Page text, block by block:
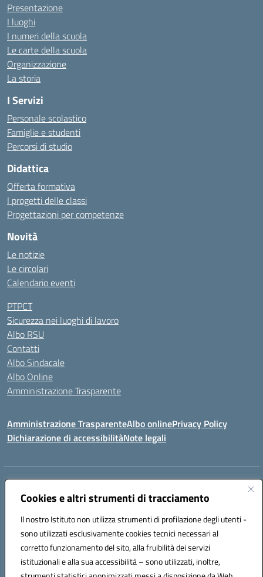
Cookies e altri strumenti di tracciamento
Il nostro Istituto non utilizza strumenti di profilazione degli utenti -
sono utilizzati esclusivamente cookies tecnici necessari al
corretto funzionamento del sito, alla fruibilità dei servizi
istituzionali e alla sua accessibilità – sono utilizzati, inoltre,
Presentazione
I luoghi
I numeri della scuola
Le carte della scuola
Organizzazione
La storia
I Servizi
Personale scolastico
Famiglie e studenti
Percorsi di studio
Didattica
Offerta formativa
I progetti delle classi
Progettazioni per competenze
Novità
Le notizie
Le circolari
Calendario eventi
PTPCT
Sicurezza nei luoghi di lavoro
Albo RSU
Contatti
Albo Sindacale
Albo Online
Amministrazione Trasparente
Amministrazione TrasparenteAlbo onlinePrivacy Policy
Dichiarazione di accessibilitàNote legali
Centralino:
Posta elettronica certificata (PEC):tpis02200a@pec.istruzione.it
Codice fiscale: 93066580817
Codice meccanografico:TPIS02200A
VIA CESARÒ, 36 - 91016 ERICE - CASA SANTA (TP)
Telefono: 0923569559